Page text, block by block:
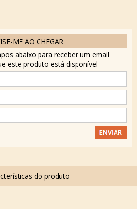
ME AO CHEGAR
abaixo para receber um email
este produto está disponível.